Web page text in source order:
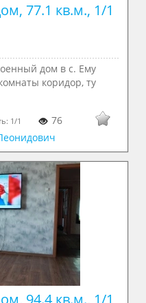
77.1 кв.м., 1/1
дом в с. Ему
коридор, ту
1/1
76
94.4 кв.м., 1/1